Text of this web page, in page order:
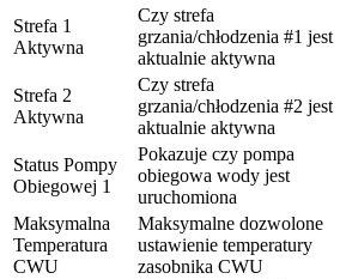
Strefa 1
Aktywna
Czy strefa
grzania/chłodzenia #1 jest
aktualnie aktywna
Strefa 2
Aktywna
Czy strefa
grzania/chłodzenia #2 jest
aktualnie aktywna
Status Pompy
Obiegowej 1
Pokazuje czy pompa
obiegowa wody jest
uruchomiona
Maksymalna
Temperatura
CWU
Maksymalne dozwolone
ustawienie temperatury
zasobnika CWU